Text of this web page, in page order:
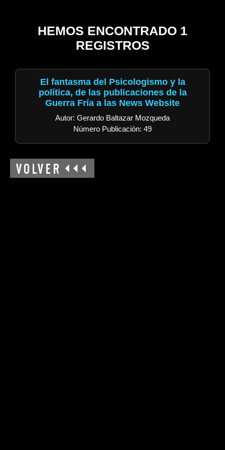
HEMOS ENCONTRADO 1
REGISTROS
El fantasma del Psicologismo y la
política, de las publicaciones de la
Guerra Fría a las News Website
Autor: Gerardo Baltazar Mozqueda
Número Publicación: 49